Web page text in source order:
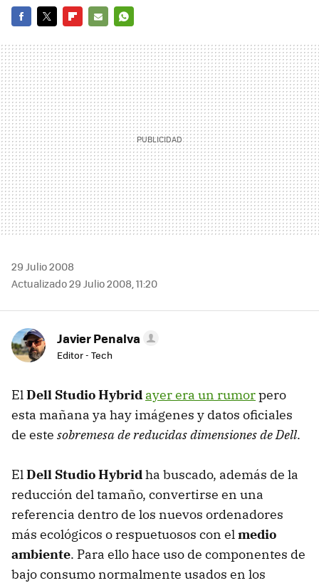
MAIL
29 Julio 2008
Actualizado 29 Julio 2008, 11:20
Javier Penalva
Editor - Tech
ElDell Studio Hybrid ayer era un rumorpero
esta mañana ya hay imágenes y datos oficiales
de este sobremesa de reducidas dimensiones de Dell.
ElDell Studio Hybridha buscado, además de la
reducción del tamaño, convertirse en una
referencia dentro de los nuevos ordenadores
más ecológicos o respuetuosos con elmedio
ambiente. Para ello hace uso de componentes de
bajo consumo normalmente usados en los